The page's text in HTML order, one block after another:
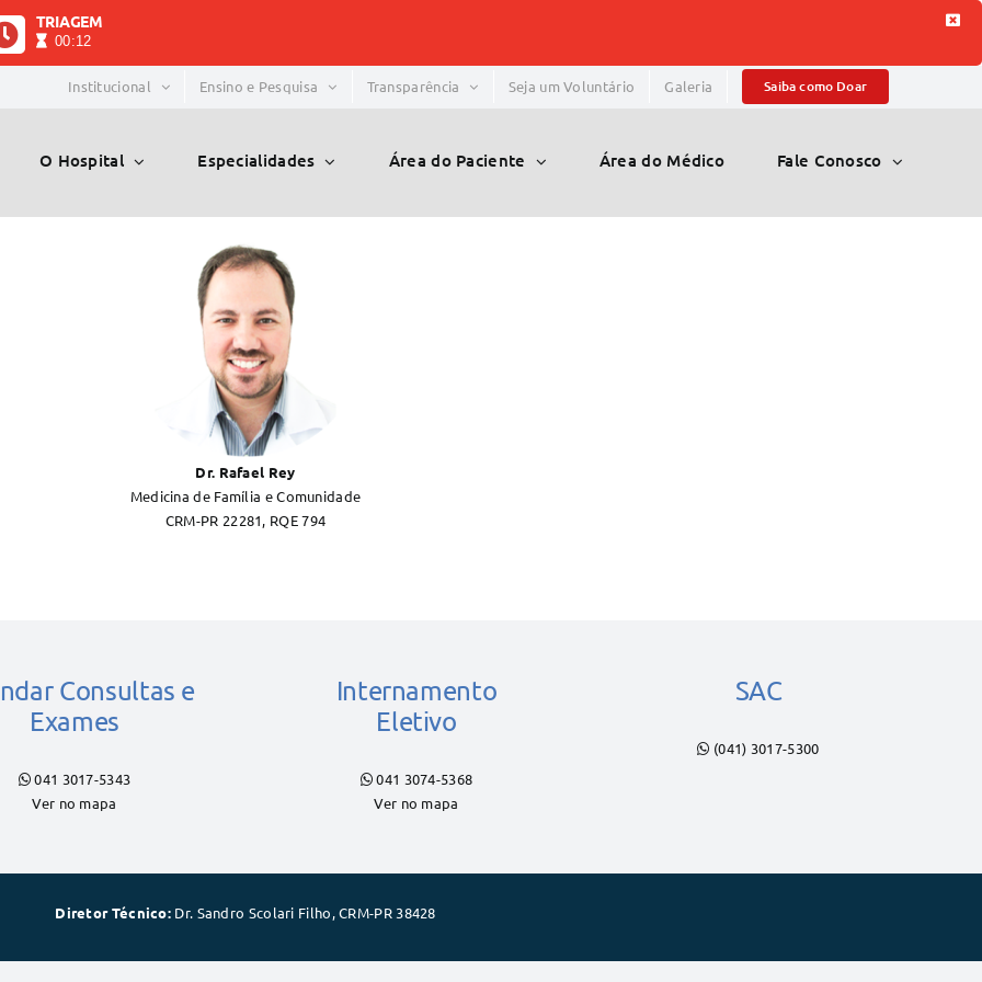
TRIAGEM
00:12
Institucional Ensino e Pesquisa Transparência Seja um Voluntário Galeria Saiba como Doar
O Hospital Especialidades Área do Paciente Área do Médico Fale Conosco
Dr. Rafael Rey
Medicina de Família e Comunidade
CRM-PR 22281, RQE 794
Consultas e
Exames
041 3017-5343
Ver no mapa
Internamento
Eletivo
041 3074-5368
Ver no mapa
SAC
(041) 3017-5300
Diretor Técnico: Dr. Sandro Scolari Filho, CRM-PR 38428